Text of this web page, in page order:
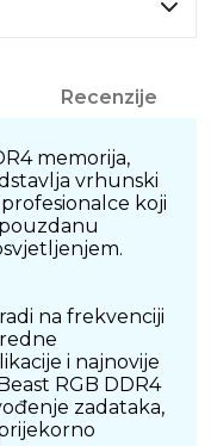
Recenzije
memorija,
vrhunski
koji
na frekvenciji
i najnovije
RGB DDR4
zadataka,